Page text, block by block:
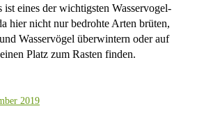
ist eines der wichtigsten Wasservogel-
hier nicht nur bedrohte Arten brüten,
Wasservögel überwintern oder auf
Platz zum Rasten finden.
2019